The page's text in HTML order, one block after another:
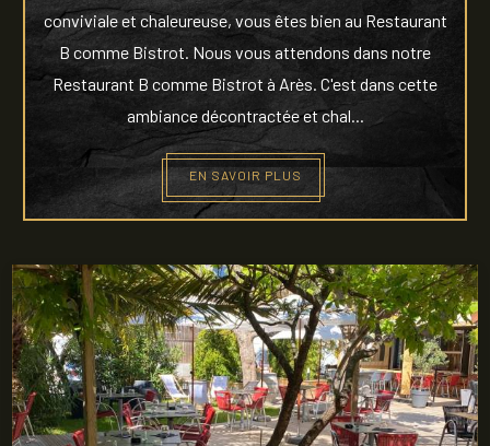
conviviale et chaleureuse, vous êtes bien au Restaurant
B comme Bistrot. Nous vous attendons dans notre
Restaurant B comme Bistrot à Arès. C'est dans cette
ambiance décontractée et chal...
EN SAVOIR PLUS